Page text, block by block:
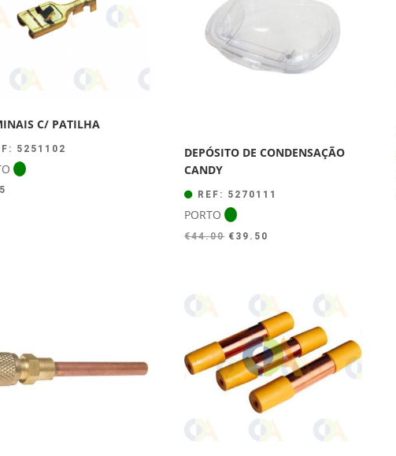
C/ PATILHA
5251102
DEPÓSITO DE CONDENSAÇÃO
CANDY
REF: 5270111
PORTO
€44.00 O
€44.00.
€ 39.50
€39.50.